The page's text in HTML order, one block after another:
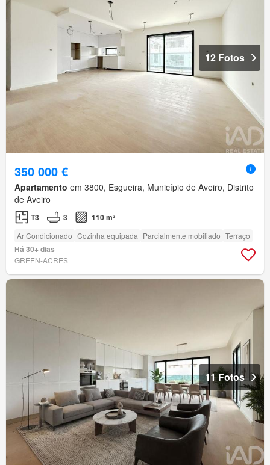
12 Fotos
350 000 €
Apartamento em 3800, Esgueira, Município de Aveiro, Distrito
de Aveiro
T3 3 110 m²
Ar Condicionado Cozinha equipada Parcialmente mobiliado Terraço
Há 30+ dias
GREEN-ACRES
11 Fotos